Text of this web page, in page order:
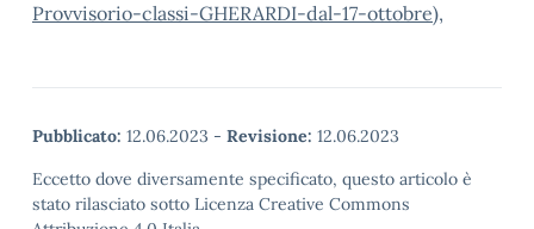
Provvisorio-classi-GHERARDI-dal-17-ottobre),
Pubblicato: 12.06.2023 - Revisione: 12.06.2023
Eccetto dove diversamente specificato, questo articolo è
stato rilasciato sotto Licenza Creative Commons